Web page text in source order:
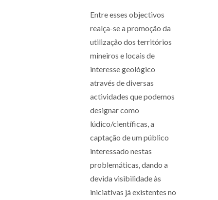
Entre esses objectivos
realça-se a promoção da
utilização dos territórios
mineiros e locais de
interesse geológico
através de diversas
actividades que podemos
designar como
lúdico/científicas, a
captação de um público
interessado nestas
problemáticas, dando a
devida visibilidade às
iniciativas já existentes no